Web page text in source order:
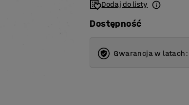
Dodaj do listy
Dostępność
Gwarancja w latach: